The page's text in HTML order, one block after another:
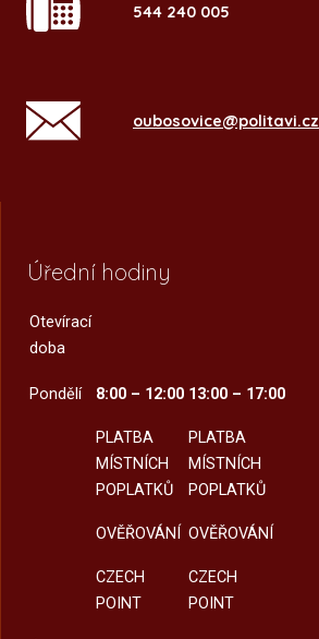
544 240 005
oubosovice@politavi.cz
Úřední hodiny
Otevírací
doba
Pondělí 8:00 – 12:00
PLATBA
MÍSTNÍCH
POPLATKŮ
OVĚŘOVÁNÍ
CZECH
POINT
13:00 – 17:00
PLATBA
MÍSTNÍCH
POPLATKŮ
OVĚŘOVÁNÍ
CZECH
POINT